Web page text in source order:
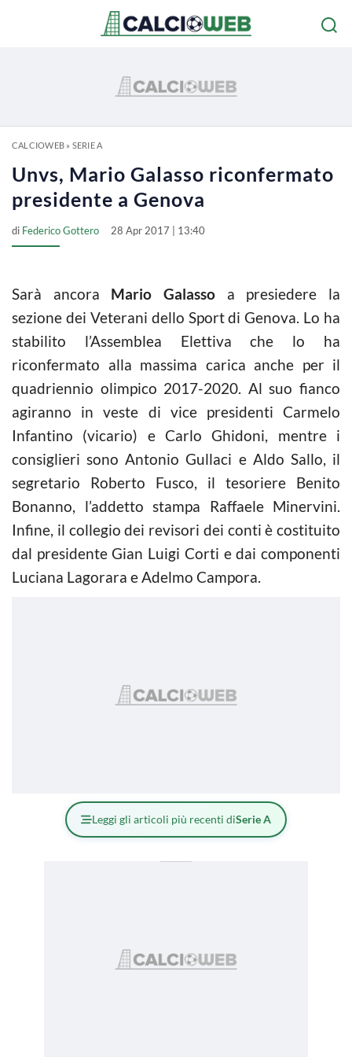
CALCIOWEB» SERIE A
Unvs, Mario Galasso riconfermato
presidente a Genova
di Federico Gottero 28 Apr 2017 | 13:40
Sarà ancora Mario Galasso a presiedere la
sezione dei Veterani dello Sport di Genova. Lo ha
stabilito l’Assemblea Elettiva che lo ha
riconfermato alla massima carica anche per il
quadriennio olimpico 2017-2020. Al suo fianco
agiranno in veste di vice presidenti Carmelo
Infantino (vicario) e Carlo Ghidoni, mentre i
consiglieri sono Antonio Gullaci e Aldo Sallo, il
segretario Roberto Fusco, il tesoriere Benito
Bonanno, l’addetto stampa Raffaele Minervini.
Infine, il collegio dei revisori dei conti è costituito
dal presidente Gian Luigi Corti e dai componenti
Luciana Lagorara e Adelmo Campora.
Leggi gli articoli più recenti diSerie A